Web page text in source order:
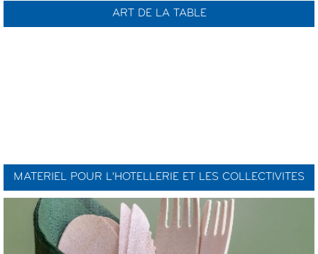
ART DE LA TABLE
MATERIEL POUR L'HOTELLERIE ET LES COLLECTIVITES